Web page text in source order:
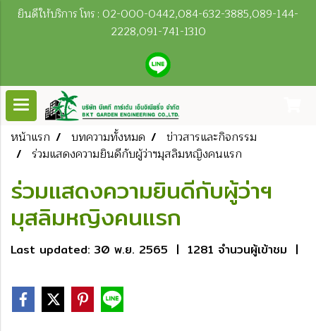
ยินดีให้บริการ โทร : 02-000-0442,084-632-3885,089-144-
2228,091-741-1310
หน้าแรก บทความทั้งหมด
ข่าวสารและกิจกรรม
ร่วมแสดงความยินดีกับผู้ว่าฯมุสลิมหญิงคนแรก
ร่วมแสดงความยินดีกับผู้ว่าฯ
มุสลิมหญิงคนแรก
Last updated: 30 พ.ย. 2565 | 1281 จำนวนผู้เข้าชม |